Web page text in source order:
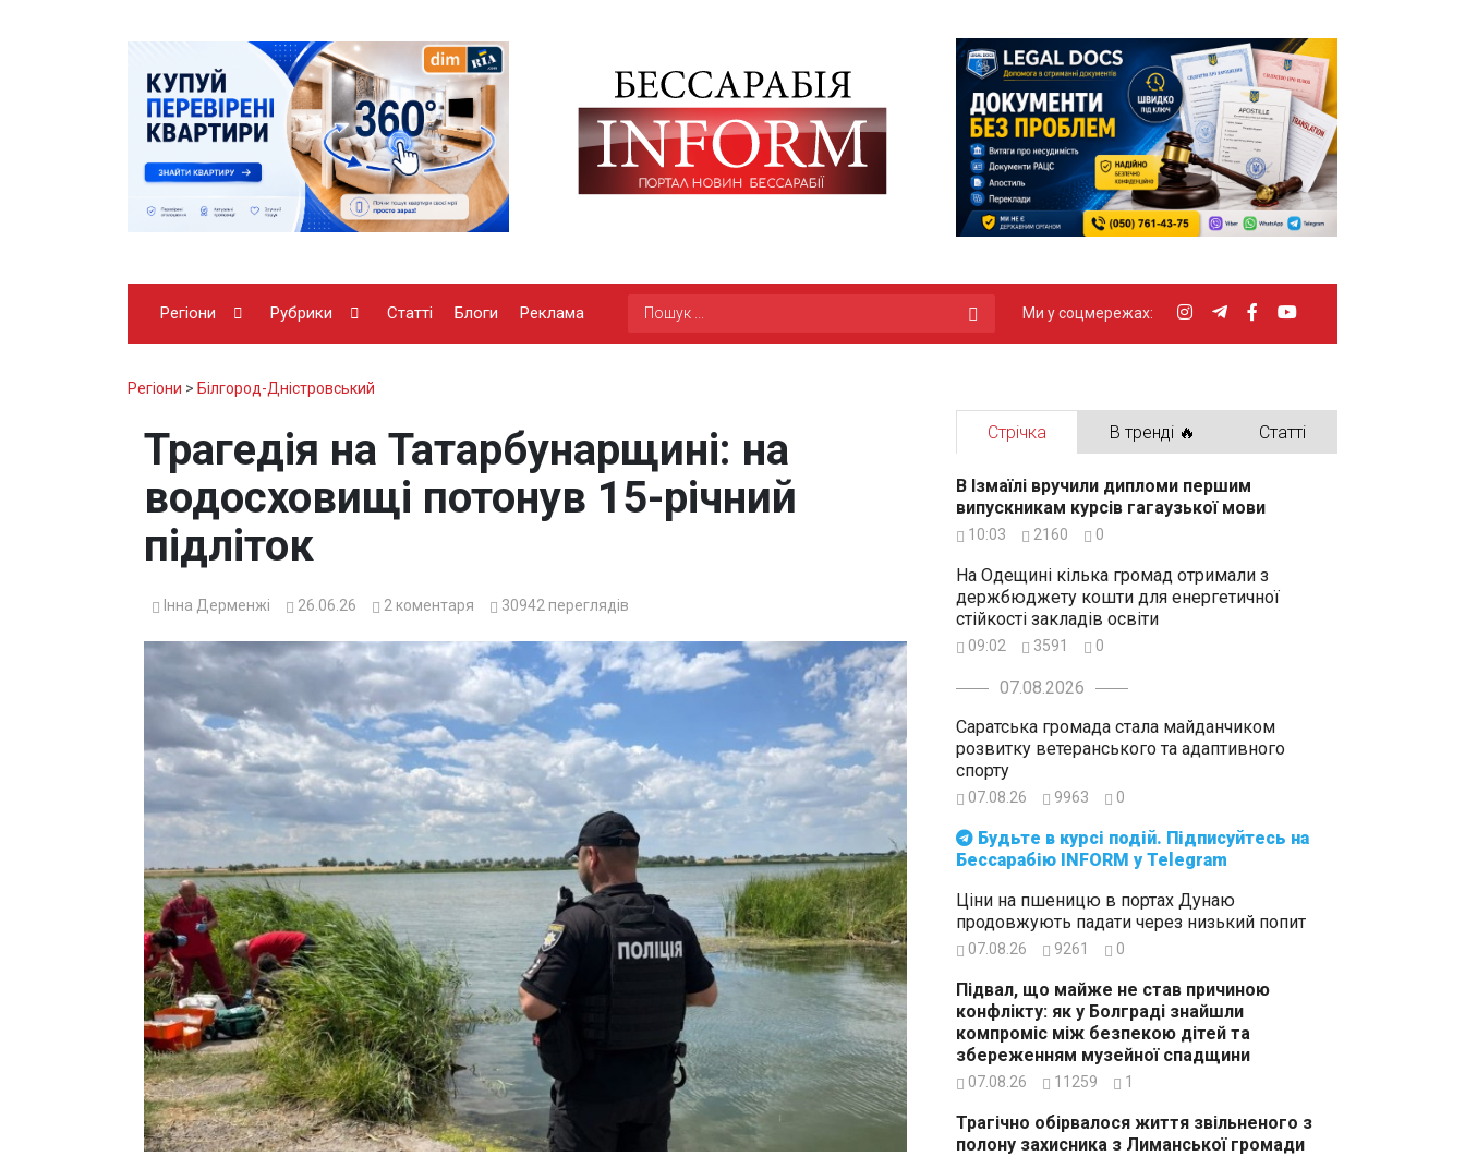
Регіони Рубрики Статті Блоги Реклама Ми у соцмережах:
Регіони > Білгород-Дністровський
Трагедія на Татарбунарщині: на
водосховищі потонув 15-річний
підліток
Інна Дерменжі 26.06.26 2 коментаря 30942 переглядів
Стрічка В тренді 🔥 Статті
Бессарабію INFORM у Telegram
В Ізмаїлі вручили дипломи першим
випускникам курсів гагаузької мови
10:03 2160 0
На Одещині кілька громад отримали з
держбюджету кошти для енергетичної
стійкості закладів освіти
09:02 3591 0
07.08.2026
Саратська громада стала майданчиком
розвитку ветеранського та адаптивного
спорту
07.08.26 9963 0
Ціни на пшеницю в портах Дунаю
продовжують падати через низький попит
07.08.26 9261 0
Підвал, що майже не став причиною
конфлікту: як у Болграді знайшли
компроміс між безпекою дітей та
збереженням музейної спадщини
07.08.26 11259 1
Трагічно обірвалося життя звільненого з
полону захисника з Лиманської громади